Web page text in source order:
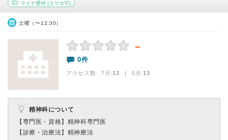
マイナ受付 (スマホ可)
土曜（〜12:30）
－
0件
アクセス数 7月:13 | 6月:13
精神科について
【専門医・資格】 精神科専門医
【診療・治療法】 精神療法